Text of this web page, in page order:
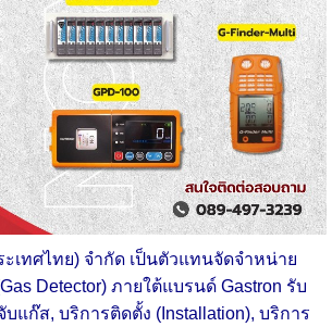
เทศไทย) จำกัด เป็นตัวแทนจัดจำหน่าย
Detector) ภายใต้แบรนด์ Gastron รับ
แก๊ส, บริการติดตั้ง (Installation), บริการ